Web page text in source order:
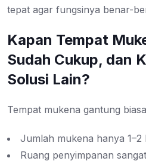
tepat agar fungsinya benar-
Kapan Tempat
Sudah Cukup, dan
Solusi Lain?
Tempat mukena gantung
Jumlah mukena hanya 1–2
Ruang penyimpanan